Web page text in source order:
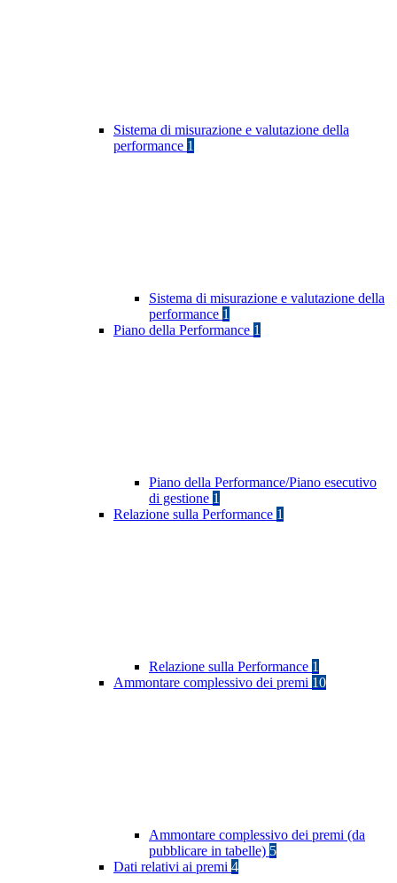
Sistema di misurazione e valutazione della
performance 1
Sistema di misurazione e valutazione della
performance 1
Piano della Performance 1
Piano della Performance/Piano esecutivo
di gestione 1
Relazione sulla Performance 1
Relazione sulla Performance 1
Ammontare complessivo dei premi 10
Ammontare complessivo dei premi (da
pubblicare in tabelle) 5
Dati relativi ai premi 4